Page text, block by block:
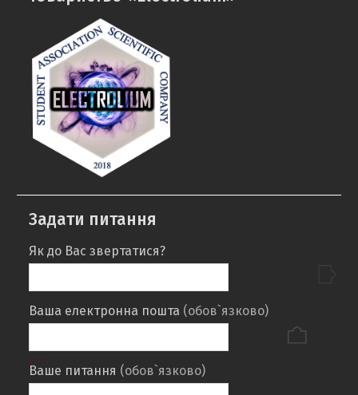
Задати питання
Як до Вас звертатися?
Ваша електронна пошта (обов`язково)
Ваше питання (обов`язково)